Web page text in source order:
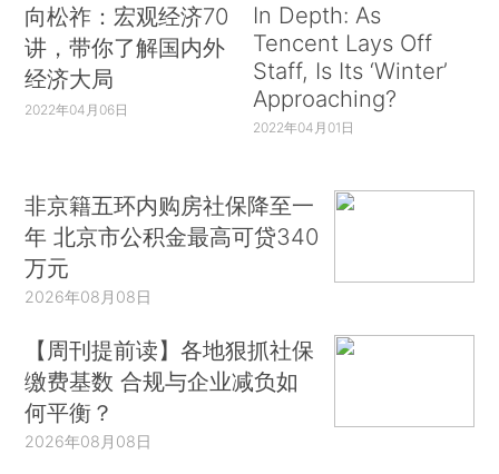
向松祚：宏观经济70
讲，带你了解国内外
经济大局
2022年04月06日
In Depth: As
Tencent Lays Off
Staff, Is Its ‘Winter’
Approaching?
2022年04月01日
非京籍五环内购房社保降至一
年 北京市公积金最高可贷340
万元
2026年08月08日
【周刊提前读】各地狠抓社保
缴费基数 合规与企业减负如
何平衡？
2026年08月08日